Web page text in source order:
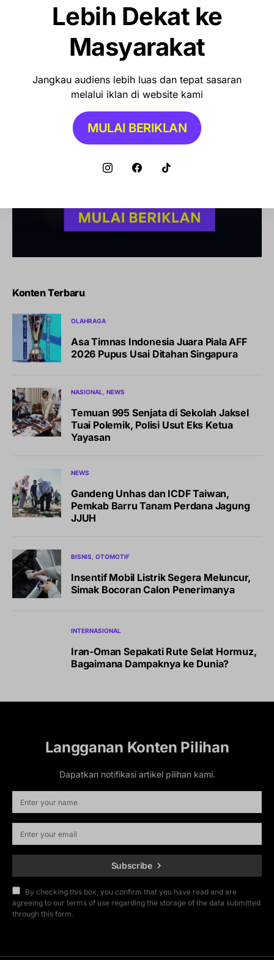
Konten Terbaru
OLAHRAGA
Asa Timnas Indonesia Juara Piala AFF
2026 Pupus Usai Ditahan Singapura
NASIONAL NEWS
Temuan 995 Senjata di Sekolah Jaksel
Tuai Polemik, Polisi Usut Eks Ketua
Yayasan
NEWS
Gandeng Unhas dan ICDF Taiwan,
Pemkab Barru Tanam Perdana Jagung
JJUH
BISNIS OTOMOTIF
Insentif Mobil Listrik Segera Meluncur,
Simak Bocoran Calon Penerimanya
INTERNASIONAL
Iran-Oman Sepakati Rute Selat Hormuz,
Bagaimana Dampaknya ke Dunia?
Langganan Konten Pilihan
Dapatkan notifikasi artikel pilihan kami.
Subscribe
By checking this box, you confirm that you have read and are
agreeing to our terms of use regarding the storage of the data submitted
through this form.
Lebih Dekat ke
Masyarakat
Jangkau audiens lebih luas dan tepat sasaran
melalui iklan di website kami
MULAI BERIKLAN